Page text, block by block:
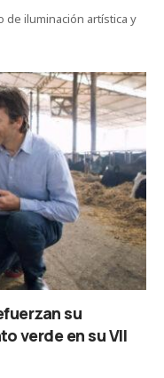
de iluminación artística y
su
verde en su VII